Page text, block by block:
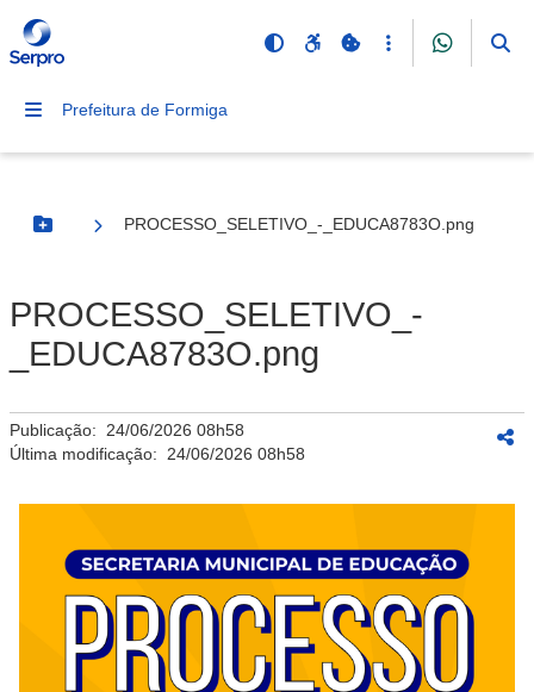
Prefeitura de Formiga
Botão Menu
PROCESSO_SELETIVO_-_EDUCA8783O.png
PROCESSO_SELETIVO_-
_EDUCA8783O.png
Publicação: 24/06/2026 08h58
Última modificação: 24/06/2026 08h58